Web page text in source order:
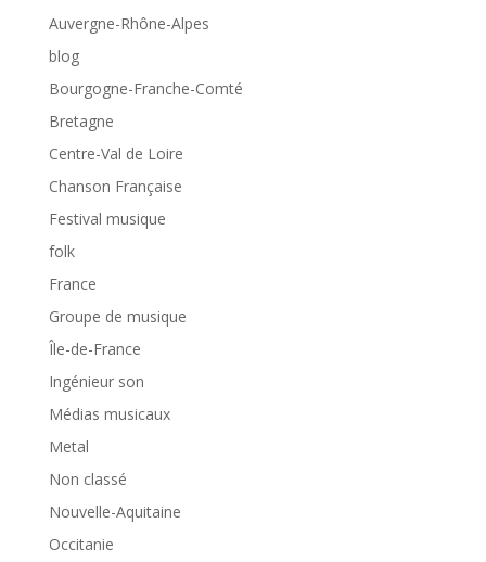
Auvergne-Rhône-Alpes
blog
Bourgogne-Franche-Comté
Bretagne
Centre-Val de Loire
Chanson Française
Festival musique
folk
France
Groupe de musique
Île-de-France
Ingénieur son
Médias musicaux
Metal
Non classé
Nouvelle-Aquitaine
Occitanie